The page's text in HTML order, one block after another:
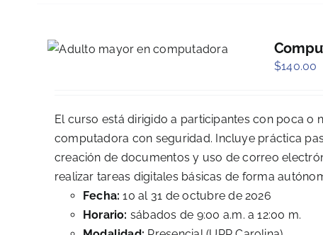
$140.00
El curso está dirigido a participantes con poca o
computadora con seguridad. Incluye práctica
creación de documentos y uso de correo
realizar tareas digitales básicas de forma
Fecha: 10 al 31 de octubre de 2026
Horario: sábados de 9:00 a.m. a 12:00 m.